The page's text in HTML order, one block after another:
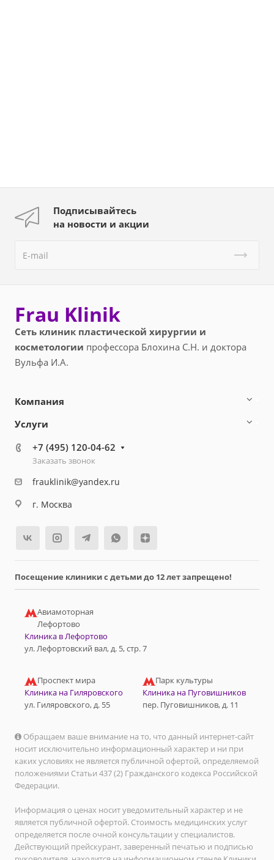
Подписывайтесь
на новости и акции
Frau Klinik
Сеть клиник пластической хирургии и
косметологии профессора Блохина С.Н. и доктора
Вульфа И.А.
Компания
Услуги
+7 (495) 120-04-62
Заказать звонок
frauklinik@yandex.ru
г. Москва
Посещение клиники с детьми до 12 лет запрещено!
Авиамоторная
Лефортово
Клиника в Лефортово
ул. Лефортовский вал, д. 5, стр. 7
Проспект мира
Клиника на Гиляровского
ул. Гиляровского, д. 55
Парк культуры
Клиника на Пуговишников
пер. Пуговишников, д. 11
Обращаем ваше внимание на то, что данный интернет-сайт
носит исключительно информационный характер и ни при
каких условиях не является публичной офертой, определяемой
положениями Статьи 437 (2) Гражданского кодекса Российской
Федерации.
Информация о ценах носит уведомительный характер и не
является публичной офертой. Стоимость медицинских услуг
определяется после очной консультации у специалистов.
Действующий прейскурант, заверенный печатью и подписью